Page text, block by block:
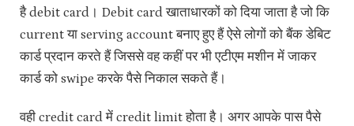
है debit card। Debit card खाताधारकों को दिया जाता है जो कि
current या serving account बनाए हुए हैं ऐसे लोगों को बैंक डेबिट
कार्ड प्रदान करते हैं जिससे वह कहीं पर भी एटीएम मशीन में जाकर
कार्ड को swipe करके पैसे निकाल सकते हैं।
वही credit card में credit limit होता है। अगर आपके पास पैसे